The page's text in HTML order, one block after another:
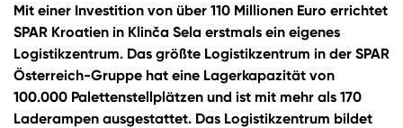
Mit einer Investition von über 110 Millionen Euro errichtet
SPAR Kroatien in Klinča Sela erstmals ein eigenes
Logistikzentrum. Das größte Logistikzentrum in der SPAR
Österreich-Gruppe hat eine Lagerkapazität von
100.000 Palettenstellplätzen und ist mit mehr als 170
Laderampen ausgestattet. Das Logistikzentrum bildet